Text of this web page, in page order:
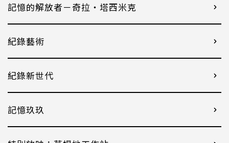
記憶的解放者－奇拉・塔西米克
紀錄藝術
紀錄新世代
記憶玖玖